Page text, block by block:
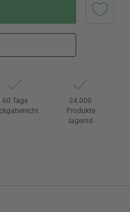
60 Tage
24.000
Produkte
lagernd